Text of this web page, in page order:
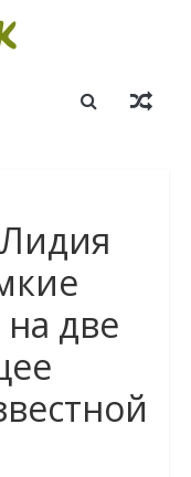
две